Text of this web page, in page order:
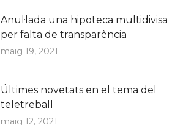
Anul·lada una hipoteca multidivisa
per falta de transparència
maig 19, 2021
Últimes novetats en el tema del
teletreball
maig 12, 2021